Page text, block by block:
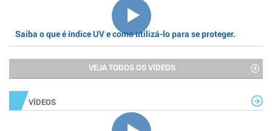
Saiba o que é índice UV e como utilizá-lo para se proteger.
VEJA TODOS OS VÍDEOS
VÍDEOS